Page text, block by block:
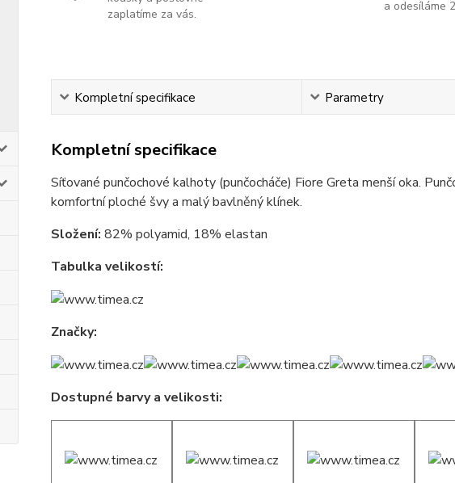
zaplatíme za vás.
a odesíláme
Kompletní specifikace Parametry
Kompletní specifikace
Síťované punčochové kalhoty (punčocháče) Fiore Greta menší oka.
komfortní ploché švy a malý bavlněný klínek.
Složení: 82% polyamid, 18% elastan
Tabulka velikostí:
Značky:
Dostupné barvy a velikosti: